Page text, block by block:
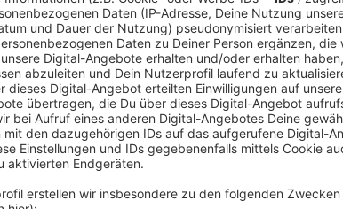
Unter anderem arbeitet die Stadt jetzt mit
gemeinsamen Hitzeaktionsplänen. Zurzeit
Ende soll es konkrete Maßnahmen für
auch die Betreuung von Menschen, die
weiteres Projekt ist der Ausbau des
möchte die Stadt in den kommenden Jahren
in Zukunft von der Bevölkerung noch
digitale Karte entwickelt, auf der kühle Orte